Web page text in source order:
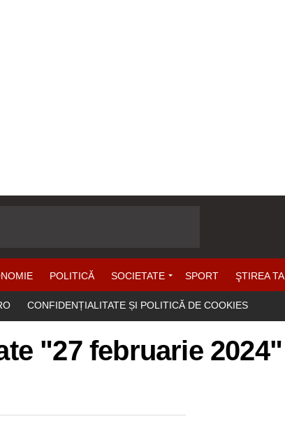
POLITICĂ SOCIETATE SPORT ŞTIREA TA
CONFIDENȚIALITATE ȘI POLITICĂ DE COOKIES
"27 februarie 2024"